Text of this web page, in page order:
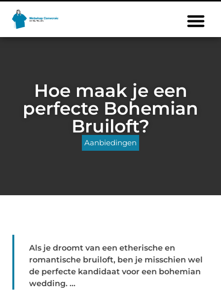
Hoe maak je een
perfecte Bohemian
Bruiloft?
Aanbiedingen
Als je droomt van een etherische en
romantische bruiloft, ben je misschien wel
de perfecte kandidaat voor een bohemian
wedding. ...